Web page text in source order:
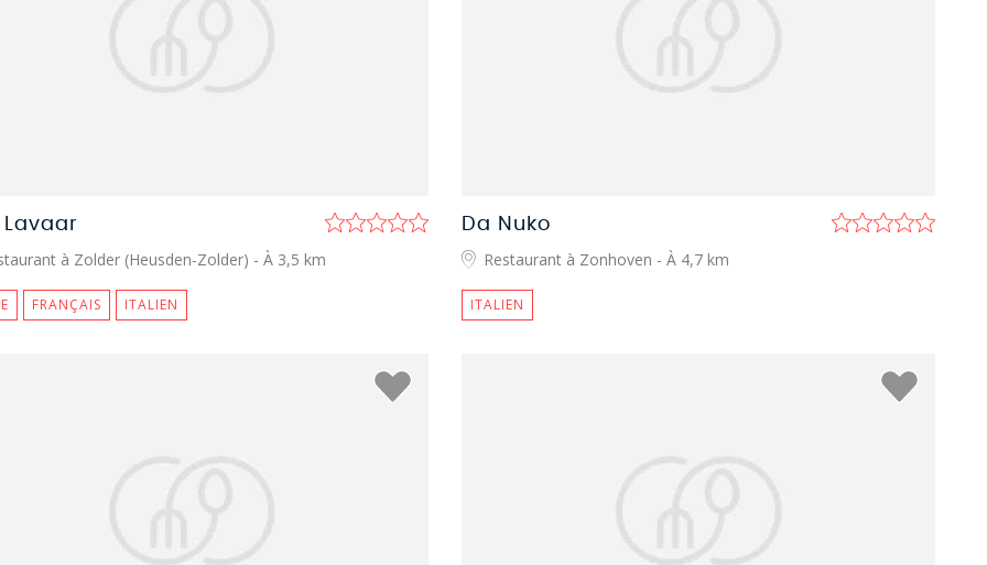
Lavaar
à Zolder (Heusden-Zolder) - À 3,5 km
FRANÇAIS ITALIEN
Da Nuko
Restaurant à Zonhoven - À 4,7 km
ITALIEN